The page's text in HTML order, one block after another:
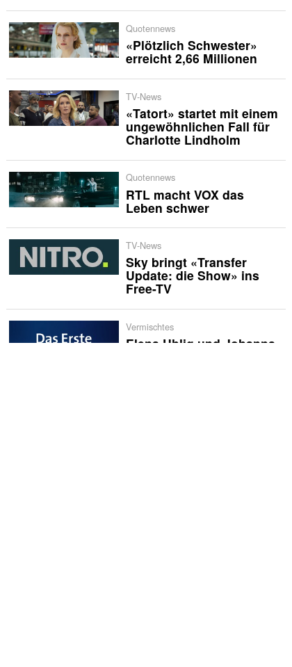
Quotennews
«Plötzlich Schwester»
erreicht 2,66 Millionen
TV-News
«Tatort» startet mit einem
ungewöhnlichen Fall für
Charlotte Lindholm
Quotennews
RTL macht VOX das
Leben schwer
TV-News
Sky bringt «Transfer
Update: die Show» ins
Free-TV
Vermischtes
Elena Uhlig und Johanna